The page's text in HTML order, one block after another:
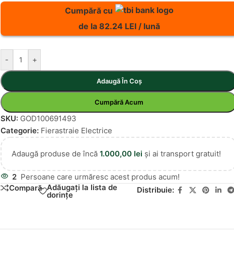
Cumpără cu
de la 82.24 LEI / lună
- +
Adaugă În Coș
Cumpără Acum
SKU: GOD100691493
Categorie: Fierastraie Electrice
Adaugă produse de încă1.000,00 lei și ai transport gratuit!
2 Persoane care urmăresc acest produs acum!
Compară Adăugați la lista de
dorințe Distribuie: